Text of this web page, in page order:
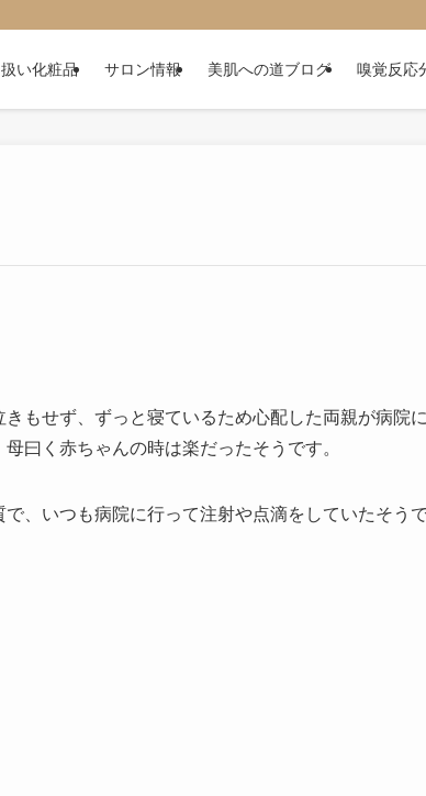
い化粧品 サロン情報 美肌への道ブログ 嗅覚反応
もせず、ずっと寝ているため心配した両親が病院
曰く赤ちゃんの時は楽だったそうです。
、いつも病院に行って注射や点滴をしていたそうで